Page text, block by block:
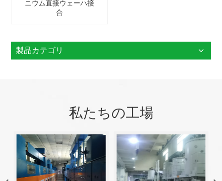
ニウム直接ウェーハ接
合
製品カテゴリ
私たちの工場